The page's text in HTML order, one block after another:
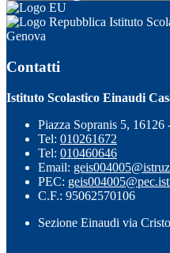
Istituto
Genova
Contatti
Istituto Scolastico Einaudi
Piazza Sopranis 5, 16126
Tel: 010261672
Tel: 010460646
Email:
PEC:
C.F.: 95062570106
Sezione Einaudi via